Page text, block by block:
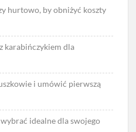
hurtowo, by obniżyć koszty
karabińczykiem dla
i umówić pierwszą
idealne dla swojego